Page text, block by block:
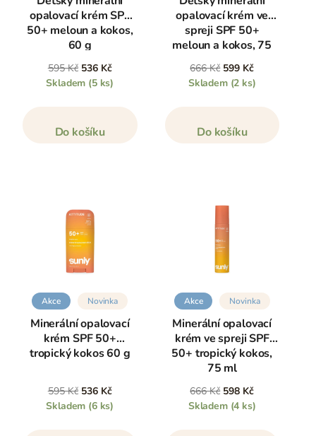
opalovací krém SPF
50+ meloun a kokos,
60 g
595 Kč 536 Kč
Skladem (5 ks)
Do košíku
opalovací krém ve
spreji SPF 50+
meloun a kokos, 75
ml
666 Kč 599 Kč
Skladem (2 ks)
Do košíku
Akce Novinka
Minerální opalovací
krém SPF 50+
tropický kokos 60 g
595 Kč 536 Kč
Skladem (6 ks)
Akce Novinka
Minerální opalovací
krém ve spreji SPF
50+ tropický kokos,
75 ml
666 Kč 598 Kč
Skladem (4 ks)